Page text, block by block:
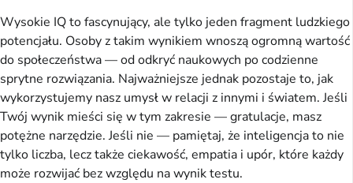
Wysokie IQ to fascynujący, ale tylko jeden fragment ludzkiego
potencjału. Osoby z takim wynikiem wnoszą ogromną wartość
do społeczeństwa — od odkryć naukowych po codzienne
sprytne rozwiązania. Najważniejsze jednak pozostaje to, jak
wykorzystujemy nasz umysł w relacji z innymi i światem. Jeśli
Twój wynik mieści się w tym zakresie — gratulacje, masz
potężne narzędzie. Jeśli nie — pamiętaj, że inteligencja to nie
tylko liczba, lecz także ciekawość, empatia i upór, które każdy
może rozwijać bez względu na wynik testu.